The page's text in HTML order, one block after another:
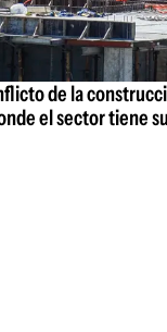
de la
el sector tiene